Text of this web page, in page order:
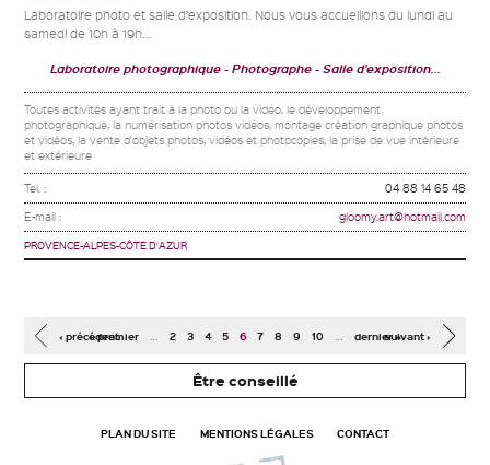
Laboratoire photo et salle d’exposition. Nous vous accueillons du lundi au
samedi de 10h à 19h...
Laboratoire photographique Photographe Salle d'exposition...
Toutes activités ayant trait à la photo ou la vidéo, le développement
photographique, la numérisation photos vidéos, montage création graphique photos
et vidéos, la vente d'objets photos, vidéos et photocopies, la prise de vue intérieure
et extérieure
Tel. : 04 88 14 65 48
E-mail : gloomy.art@hotmail.com
PROVENCE-ALPES-CÔTE D'AZUR
Pages
« premier
‹ précédent … 2 3 4 5 6 7 8 9 10 … suivant ›
dernier »
Être conseillé
PLAN DU SITE MENTIONS LÉGALES CONTACT